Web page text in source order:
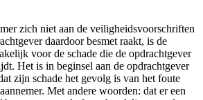
zich niet aan de veiligheidsvoorschriften
daardoor besmet raakt, is de
voor de schade die de opdrachtgever
Het is in beginsel aan de opdrachtgever
zijn schade het gevolg is van het foute
Met andere woorden: dat er een